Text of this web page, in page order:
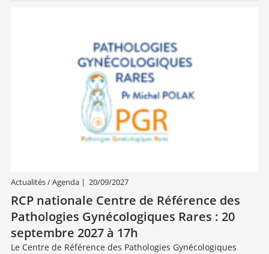
Actualités / Agenda| 20/09/2027
RCP nationale Centre de Référence des
Pathologies Gynécologiques Rares : 20
septembre 2027 à 17h
Le Centre de Référence des Pathologies Gynécologiques